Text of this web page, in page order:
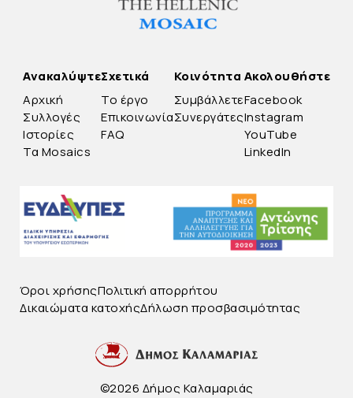
Ανακαλύψτε
Αρχική
Συλλογές
Ιστορίες
Τα Mosaics
Σχετικά
Το έργο
Επικοινωνία
FAQ
Κοινότητα
Συμβάλλετε
Συνεργάτες
Ακολουθήστε
Facebook
Instagram
YouTube
LinkedIn
Όροι χρήσηςΠολιτική απορρήτου
Δικαιώματα κατοχήςΔήλωση προσβασιμότητας
©2026 Δήμος Καλαμαριάς